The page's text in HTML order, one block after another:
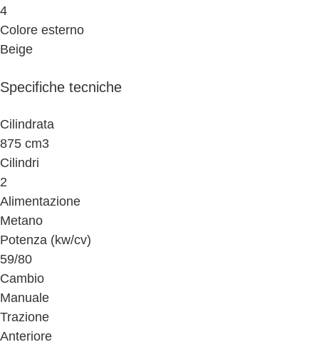
4
Colore esterno
Beige
Specifiche tecniche
Cilindrata
875 cm3
Cilindri
2
Alimentazione
Metano
Potenza (kw/cv)
59/80
Cambio
Manuale
Trazione
Anteriore